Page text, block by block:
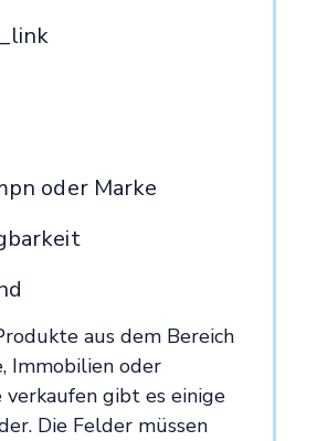
oder Marke
aus dem Bereich
Immobilien oder
gibt es einige
Die Felder müssen